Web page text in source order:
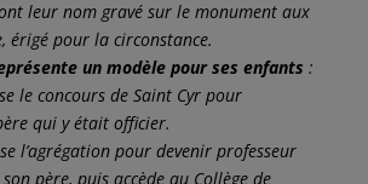
leur nom gravé sur le monument aux
érigé pour la circonstance.
un modèle pour ses enfants :
le concours de Saint Cyr pour
qui y était officier.
l’agrégation pour devenir professeur
père, puis accède au Collège de